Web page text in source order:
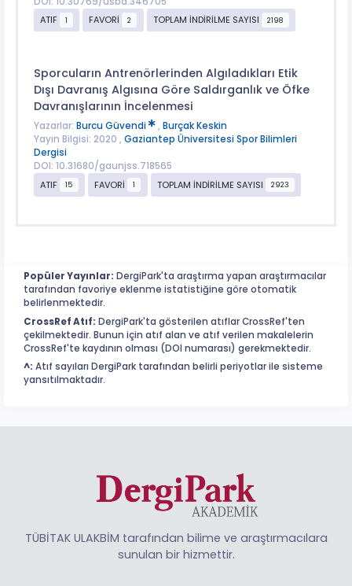
ATIF
1 FAVORİ 2 TOPLAM İNDİRİLME SAYISI 2198
Sporcuların Antrenörlerinden Algıladıkları Etik
Dışı Davranış Algısına Göre Saldırganlık ve Öfke
Davranışlarının İncelenmesi
Yazarlar: Burcu Güvendi , Burçak Keskin
Yayın Bilgisi: 2020 , Gaziantep Üniversitesi Spor Bilimleri
Dergisi
DOI: 10.31680/gaunjss.718565
ATIF
15 FAVORİ 1 TOPLAM İNDİRİLME SAYISI 2923
Popüler Yayınlar: DergiPark'ta araştırma yapan araştırmacılar
tarafından favoriye eklenme istatistiğine göre otomatik
belirlenmektedir.
CrossRef Atıf: DergiPark'ta gösterilen atıflar CrossRef'ten
çekilmektedir. Bunun için atıf alan ve atıf verilen makalelerin
CrossRef'te kaydının olması (DOI numarası) gerekmektedir.
^: Atıf sayıları DergiPark tarafından belirli periyotlar ile sisteme
yansıtılmaktadır.
TÜBİTAK ULAKBİM tarafından bilime ve araştırmacılara
sunulan bir hizmettir.